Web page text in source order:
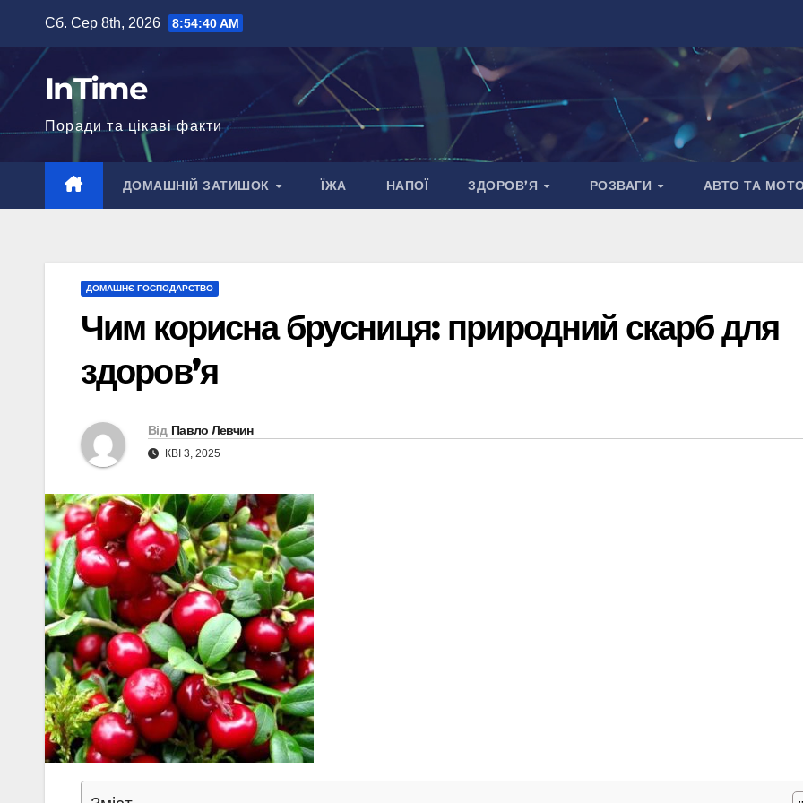
вмісту
Сб. Сер 8th, 2026 8:54:41 AM
InTime
Поради та цікаві факти
ДОМАШНІЙ ЗАТИШОК ЇЖА НАПОЇ ЗДОРОВ’Я РОЗВАГИ АВТО ТА
ДОМАШНЄ ГОСПОДАРСТВО
Чим корисна брусниця: природний скарб для
здоров’я
Від Павло Левчин
КВІ 3, 2025